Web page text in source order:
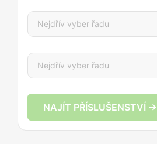
NAJÍT PŘÍSLUŠENSTVÍ →